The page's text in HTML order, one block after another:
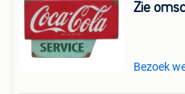
Zie
Bezoek